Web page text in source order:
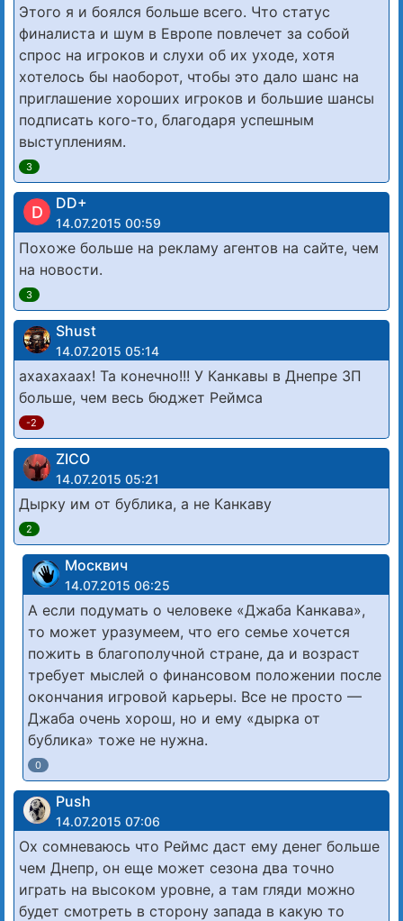
Этого я и боялся больше всего. Что статус
финалиста и шум в Европе повлечет за собой
спрос на игроков и слухи об их уходе, хотя
хотелось бы наоборот, чтобы это дало шанс на
приглашение хороших игроков и большие шансы
подписать кого-то, благодаря успешным
выступлениям.
3
D DD+
14.07.2015 00:59
Похоже больше на рекламу агентов на сайте, чем
на новости.
3
Shust
14.07.2015 05:14
ахахахаах! Та конечно!!! У Канкавы в Днепре ЗП
больше, чем весь бюджет Реймса
-2
ZICO
14.07.2015 05:21
Дырку им от бублика, а не Канкаву
2
Москвич
14.07.2015 06:25
А если подумать о человеке «Джаба Канкава»,
то может уразумеем, что его семье хочется
пожить в благополучной стране, да и возраст
требует мыслей о финансовом положении после
окончания игровой карьеры. Все не просто —
Джаба очень хорош, но и ему «дырка от
бублика» тоже не нужна.
0
Push
14.07.2015 07:06
Ох сомневаюсь что Реймс даст ему денег больше
чем Днепр, он еще может сезона два точно
играть на высоком уровне, а там гляди можно
будет смотреть в сторону запада в какую то